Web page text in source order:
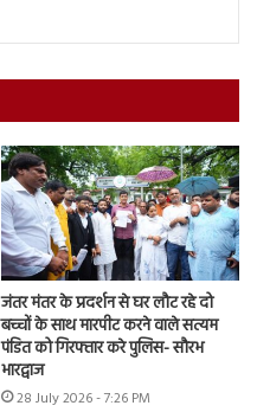
जंतर मंतर के प्रदर्शन से घर लौट रहे दो
बच्चों के साथ मारपीट करने वाले सत्यम
पंडित को गिरफ्तार करे पुलिस- सौरभ
भारद्वाज
28 July 2026 - 7:26 PM